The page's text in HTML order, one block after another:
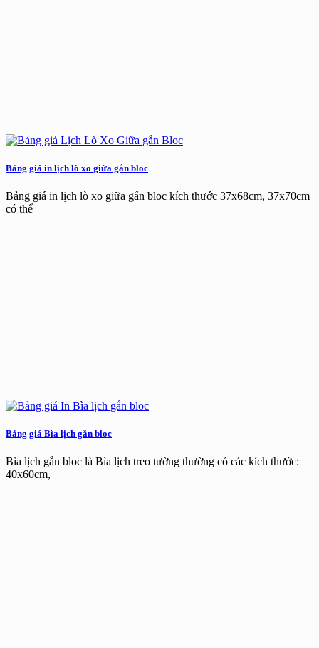
Bảng giá in lịch lò xo giữa gắn bloc
Bảng giá in lịch lò xo giữa gắn bloc kích thước 37x68cm, 37x70cm
có thể
Bảng giá Bìa lịch gắn bloc
Bìa lịch gắn bloc là Bìa lịch treo tường thường có các kích thước:
40x60cm,